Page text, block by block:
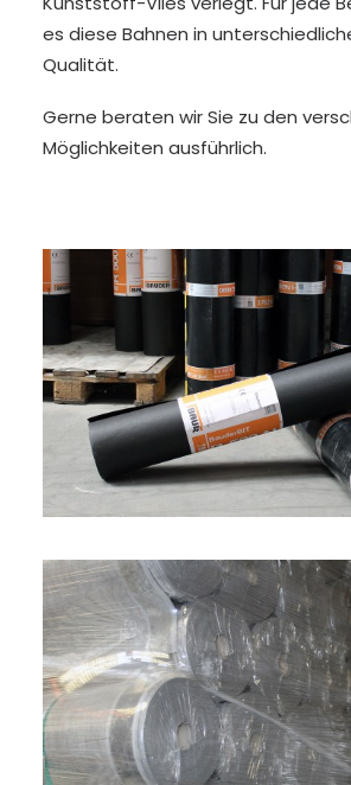
es diese Bahnen in
Qualität.
Gerne beraten wir Sie zu den
Möglichkeiten ausführlich.